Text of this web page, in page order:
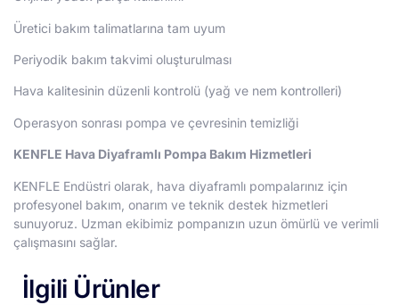
Üretici bakım talimatlarına tam uyum
Periyodik bakım takvimi oluşturulması
Hava kalitesinin düzenli kontrolü (yağ ve nem kontrolleri)
Operasyon sonrası pompa ve çevresinin temizliği
KENFLE Hava Diyaframlı Pompa Bakım Hizmetleri
KENFLE Endüstri olarak, hava diyaframlı pompalarınız için
profesyonel bakım, onarım ve teknik destek hizmetleri
sunuyoruz. Uzman ekibimiz pompanızın uzun ömürlü ve verimli
çalışmasını sağlar.
İlgili Ürünler